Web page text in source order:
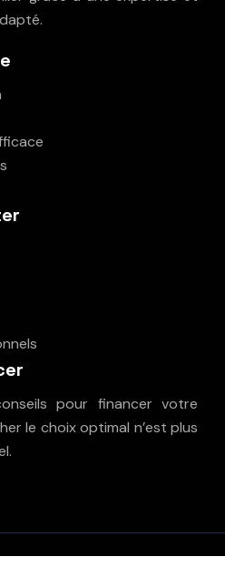
pour financer votre
le choix optimal n’est plus